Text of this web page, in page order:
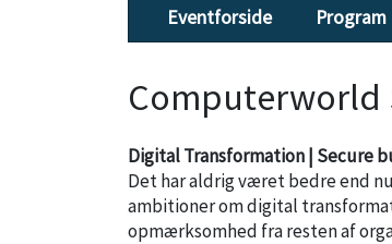
Eventforside Program
Computerworld
Digital Transformation | Secure
Det har aldrig været bedre end
ambitioner om digital
opmærksomhed fra resten af